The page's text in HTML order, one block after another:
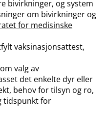
bivirkninger, og system
om bivirkninger og
for medisinske
vaksinasjonsattest,
valg av
det enkelte dyr eller
behov for tilsyn og ro,
tidspunkt for